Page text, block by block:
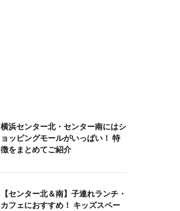
横浜センター北・センター南にはシ
ョッピングモールがいっぱい！ 特
徴をまとめてご紹介
【センター北＆南】子連れランチ・
カフェにおすすめ！ キッズスペー